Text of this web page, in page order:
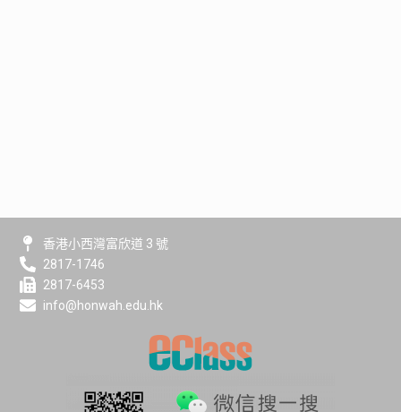
香港小西灣富欣道 3 號
2817-1746
2817-6453
info@honwah.edu.hk